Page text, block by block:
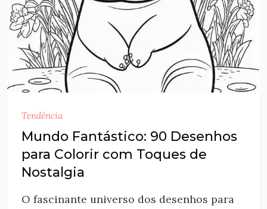
Tendência
Mundo Fantástico: 90 Desenhos
para Colorir com Toques de
Nostalgia
O fascinante universo dos desenhos para